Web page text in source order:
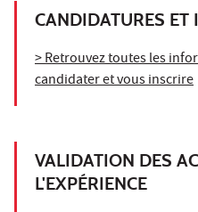
CANDIDATURES ET
> Retrouvez toutes les
candidater et vous inscrire
VALIDATION DES
L'EXPÉRIENCE